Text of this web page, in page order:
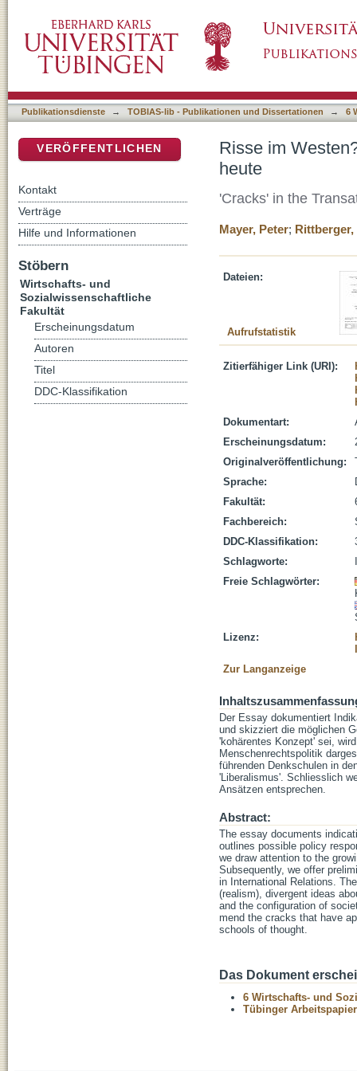
Publikationsdienste → TOBIAS-lib - Publikationen und Dissertationen → 6
Risse im
heute
'Cracks' in the
Mayer, Peter; Rittberger,
Dateien:
Aufrufstatistik
Zitierfähiger Link (URI):
Dokumentart:
Erscheinungsdatum:
Originalveröffentlichung:
Sprache:
Fakultät:
Fachbereich:
DDC-Klassifikation:
Schlagworte:
Freie Schlagwörter:
Lizenz:
Zur Langanzeige
Der Essay dokumentiert
und skizziert die möglichen
'kohärentes Konzept' sei,
Menschenrechtspolitik
führenden Denkschulen in
'Liberalismus'. Schliesslich
Ansätzen entsprechen.
Abstract:
The essay documents
outlines possible policy
we draw attention to the
Subsequently, we offer
in International Relations.
(realism), divergent ideas
and the configuration of
mend the cracks that have
schools of thought.
Das Dokument
6 Wirtschafts- und
Tübinger
VERÖFFENTLICHEN
Kontakt
Verträge
Hilfe und Informationen
Stöbern
Wirtschafts- und
Sozialwissenschaftliche
Fakultät
Erscheinungsdatum
Autoren
Titel
DDC-Klassifikation